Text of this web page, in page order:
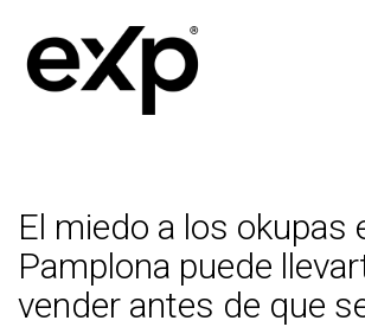
El miedo a los okupas
Pamplona puede
vender antes de que